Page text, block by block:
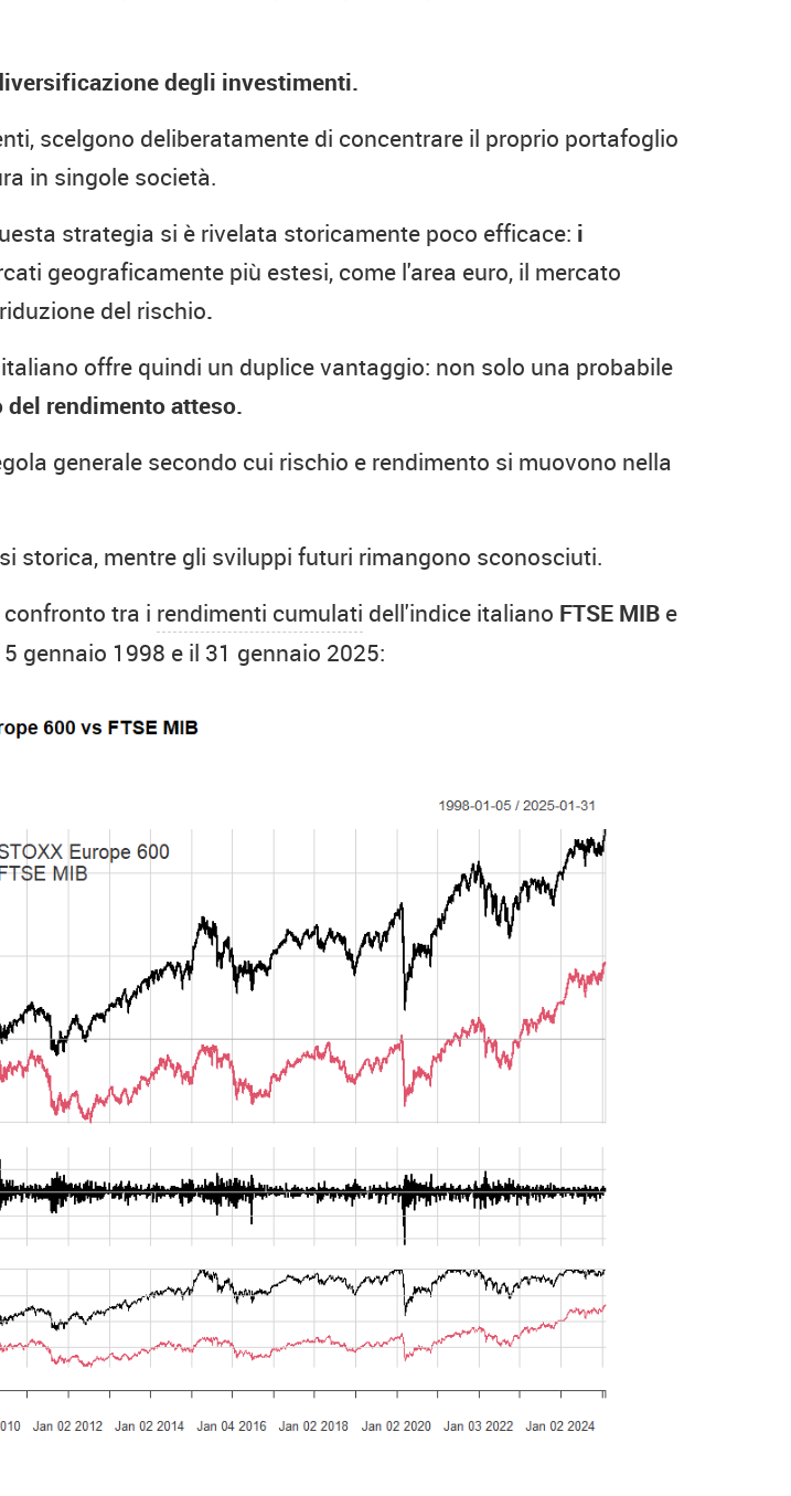
degli investimenti.
scelgono deliberatamente di concentrare il proprio portafoglio
in singole società.
strategia si è rivelata storicamente poco efficace: i
geograficamente più estesi, come l'area euro, il mercato
del rischio.
offre quindi un duplice vantaggio: non solo una probabile
rendimento atteso.
generale secondo cui rischio e rendimento si muovono nella
storica, mentre gli sviluppi futuri rimangono sconosciuti.
tra i rendimenti cumulati dell'indice italiano FTSE MIB e
gennaio 1998 e il 31 gennaio 2025: